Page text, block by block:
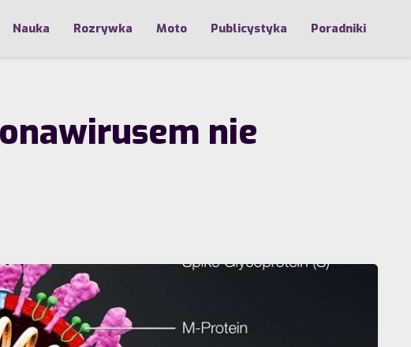
Nauka Rozrywka Moto Publicystyka Poradniki
nie